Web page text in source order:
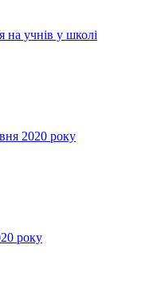
на учнів у школі
2020 року
року